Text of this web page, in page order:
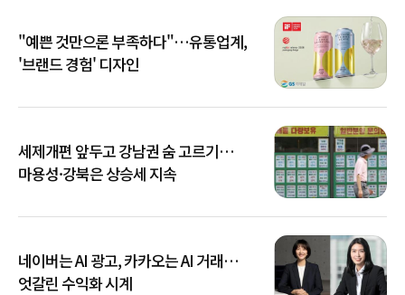
"예쁜 것만으론 부족하다"…유통업계,
'브랜드 경험' 디자인
세제개편 앞두고 강남권 숨 고르기…
마용성·강북은 상승세 지속
네이버는 AI 광고, 카카오는 AI 거래…
엇갈린 수익화 시계